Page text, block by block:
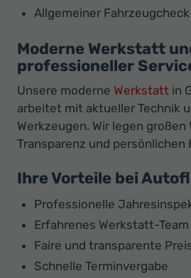
Allgemeiner Fahrzeugcheck
Moderne Werkstatt
professioneller
Unsere moderne Werkstatt in
arbeitet mit aktueller Technik
Werkzeugen. Wir legen
Transparenz und persönlichen
Ihre Vorteile bei
Professionelle
Erfahrenes Werkstatt-Team
Faire und transparente
Schnelle Terminvergabe